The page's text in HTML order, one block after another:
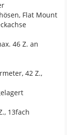
Flat Mount
46 Z. an
42 Z.,
13fach